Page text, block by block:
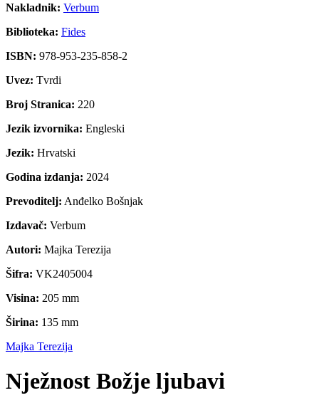
Nakladnik: Verbum
Biblioteka: Fides
ISBN: 978-953-235-858-2
Uvez: Tvrdi
Broj Stranica: 220
Jezik izvornika: Engleski
Jezik: Hrvatski
Godina izdanja: 2024
Prevoditelj: Anđelko Bošnjak
Izdavač: Verbum
Autori: Majka Terezija
Šifra: VK2405004
Visina: 205 mm
Širina: 135 mm
Majka Terezija
Nježnost Božje ljubavi